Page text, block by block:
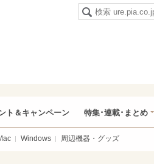
ト＆キャンペーン 特集･連載･まとめ
Windows 周辺機器・グッズ